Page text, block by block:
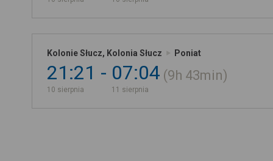
Kolonie Słucz, Kolonia Słucz Poniat
21:21
10 sierpnia
07:04
11 sierpnia
9h 43min